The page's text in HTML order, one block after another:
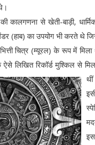
कालगणना से खेती-बाड़ी,
(हाब) का उपयोग भी करते थे
चित्र (म्यूरल) के रूप में मिला
लिखित रिकॉर्ड मुश्किल से